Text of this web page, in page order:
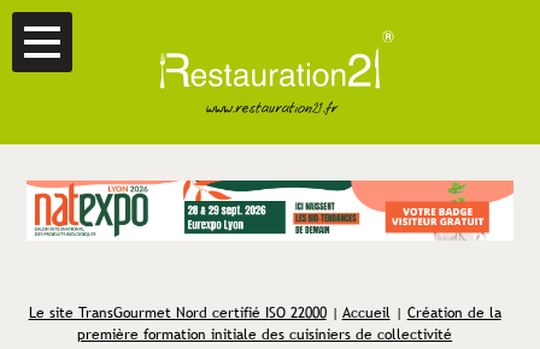
Le site TransGourmet Nord certifié ISO 22000| Accueil | Création de la
première formation initiale des cuisiniers de collectivité